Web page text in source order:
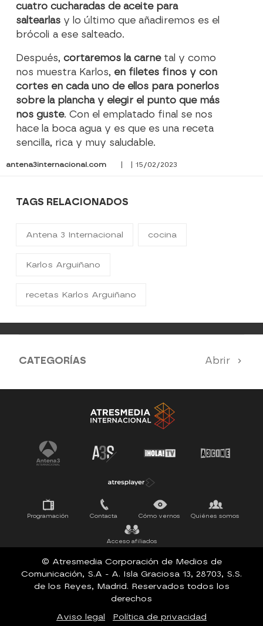
cuatro cucharadas de aceite para
saltearlas y lo último que añadiremos es el
brócoli a ese salteado.
Después, cortaremos la carne tal y como
nos muestra Karlos, en filetes finos y con
cortes en cada uno de ellos para ponerlos
sobre la plancha y elegir el punto que más
nos guste. Con el emplatado final se nos
hace la boca agua y es que es una receta
sencilla, rica y muy saludable.
antena3internacional.com | | 15/02/2023
TAGS RELACIONADOS
Antena 3 Internacional cocina
Karlos Arguiñano
recetas Karlos Arguiñano
CATEGORÍAS Abrir
Antena 3 Noticias El Hormiguero
Tu cara me suena Pasapalabra
Programación Contacta Cómo vernos Quiénes somos
Acceso afiliados
© Atresmedia Corporación de Medios de
Comunicación, S.A - A. Isla Graciosa 13, 28703, S.S.
de los Reyes, Madrid. Reservados todos los
derechos
Aviso legal
Política de privacidad